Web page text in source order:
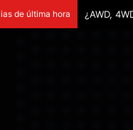
de última hora